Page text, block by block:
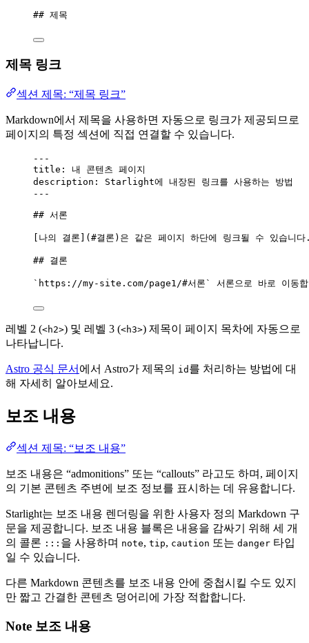
## 제목
제목 링크
섹션 제목: “제목 링크”
Markdown에서 제목을 사용하면 자동으로 링크가 제공되므로
페이지의 특정 섹션에 직접 연결할 수 있습니다.
---
title : 내 콘텐츠 페이지
description : Starlight에 내장된 링크를 사용하는 방법
---
## 서론
나의 결론 ( #결론 ) 은 같은 페이지 하단에 링크될 수 있습니
## 결론
`https://my-site.com/page1/#서론` 서론으로 바로 이동
레벨 2 (<h2>) 및 레벨 3 (<h3>) 제목이 페이지 목차에 자동으로
나타납니다.
Astro 공식 문서 에서 Astro가 제목의 id 를 처리하는 방법에 대
해 자세히 알아보세요.
보조 내용
섹션 제목: “보조 내용”
보조 내용은 “admonitions” 또는 “callouts” 라고도 하며, 페이지
의 기본 콘텐츠 주변에 보조 정보를 표시하는 데 유용합니다.
Starlight는 보조 내용 렌더링을 위한 사용자 정의 Markdown 구
문을 제공합니다. 보조 내용 블록은 내용을 감싸기 위해 세 개
의 콜론 ::: 을 사용하며 note, tip, caution 또는 danger 타입
일 수 있습니다.
다른 Markdown 콘텐츠를 보조 내용 안에 중첩시킬 수도 있지
만 짧고 간결한 콘텐츠 덩어리에 가장 적합합니다.
Note 보조 내용